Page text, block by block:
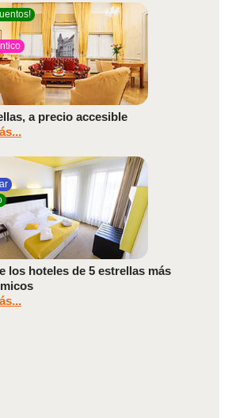
a precio accesible
los hoteles de 5 estrellas más